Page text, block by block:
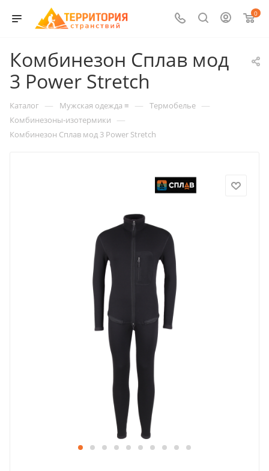
0
Комбинезон Сплав мод
3 Power Stretch
Каталог — Мужская одежда ≡ — Термобелье —
Комбинезоны-изотермики —
Комбинезон Сплав мод 3 Power Stretch